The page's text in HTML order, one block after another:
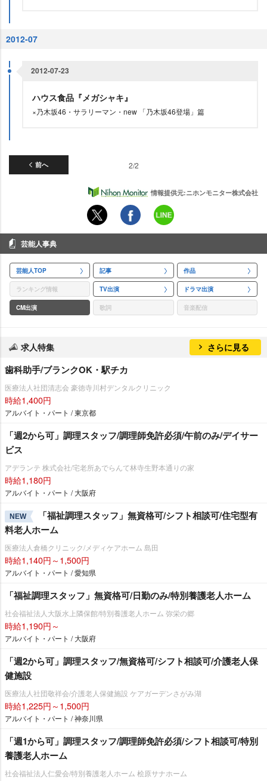
2012-07
2012-07-23
ハウス食品『メガシャキ』
×乃木坂46・サラリーマン・new 「乃木坂46登場」篇
前へ 2/2
情報提供元:ニホンモニター株式会社
芸能人事典
芸能人TOP 記事 作品
ランキング情報 TV出演 ドラマ出演
CM出演 歌詞 音楽配信
求人特集 さらに見る
歯科助手/ブランクOK・駅チカ
医療法人社団清志会 豪徳寺川村デンタルクリニック
時給1,400円
アルバイト・パート / 東京都
「週2から可」調理スタッフ/調理師免許必須/午前のみ/デイサー
ビス
アデランテ 株式会社/宅老所あでらんて林寺生野本通りの家
時給1,180円
アルバイト・パート / 大阪府
NEW
「福祉調理スタッフ」無資格可/シフト相談可/住宅型有
料老人ホーム
医療法人倉橋クリニック/メディケアホーム 島田
時給1,140円～1,500円
アルバイト・パート / 愛知県
「福祉調理スタッフ」無資格可/日勤のみ/特別養護老人ホーム
社会福祉法人大阪水上隣保館/特別養護老人ホーム 弥栄の郷
時給1,190円～
アルバイト・パート / 大阪府
「週2から可」調理スタッフ/無資格可/シフト相談可/介護老人保
健施設
医療法人社団敬祥会/介護老人保健施設 ケアガーデンさがみ湖
時給1,225円～1,500円
アルバイト・パート / 神奈川県
「週1から可」調理スタッフ/調理師免許必須/シフト相談可/特別
養護老人ホーム
社会福祉法人仁愛会/特別養護老人ホーム 桧原サナホーム